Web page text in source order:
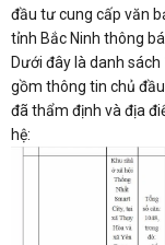
đầu tư cung cấp văn
tỉnh Bắc Ninh thông
Dưới đây là danh
gồm thông tin chủ
đã thẩm định và địa
hệ: